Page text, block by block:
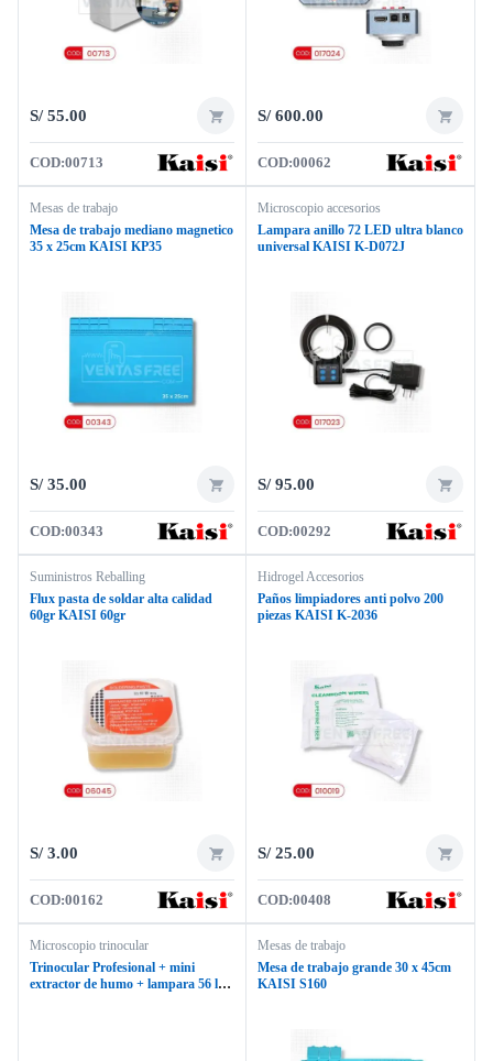
S/55.00
COD:00713
S/600.00
COD:00062
Mesas de trabajo
Mesa de trabajo mediano magnetico
35 x 25cm KAISI KP35
S/35.00
COD:00343
Microscopio accesorios
Lampara anillo 72 LED ultra blanco
universal KAISI K-D072J
S/95.00
COD:00292
Suministros Reballing
Flux pasta de soldar alta calidad
60gr KAISI 60gr
S/3.00
COD:00162
Hidrogel Accesorios
Paños limpiadores anti polvo 200
piezas KAISI K-2036
S/25.00
COD:00408
Microscopio trinocular
Trinocular Profesional + mini
extractor de humo + lampara 56 led
Mesas de trabajo
Mesa de trabajo grande 30 x 45cm
KAISI S160